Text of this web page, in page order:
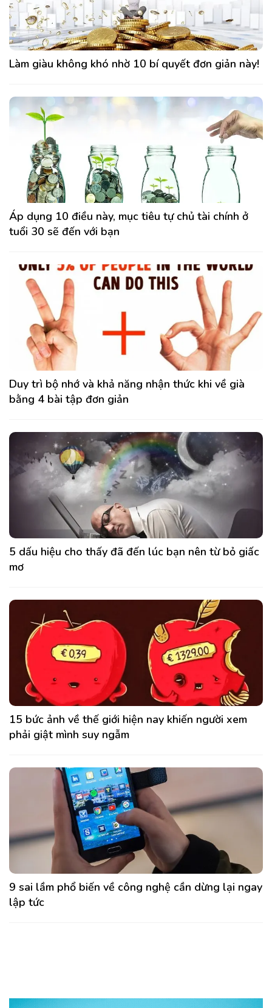
Làm giàu không khó nhờ 10 bí quyết đơn giản này!
Áp dụng 10 điều này, mục tiêu tự chủ tài chính ở
tuổi 30 sẽ đến với bạn
Duy trì bộ nhớ và khả năng nhận thức khi về già
bằng 4 bài tập đơn giản
5 dấu hiệu cho thấy đã đến lúc bạn nên từ bỏ giấc
mơ
15 bức ảnh về thế giới hiện nay khiến người xem
phải giật mình suy ngẫm
9 sai lầm phổ biến về công nghệ cần dừng lại ngay
lập tức